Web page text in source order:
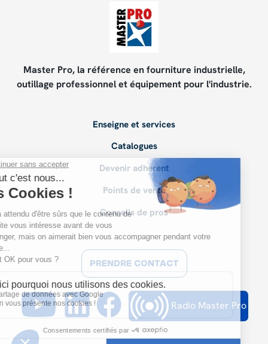
Master Pro, la référence en fourniture industrielle,
outillage professionnel et équipement pour l'industrie.
Enseigne et services
Catalogues
Devenir adhérent
Points de vente
Conseils de pros
PRENDRE CONTACT
Radio Master Pro